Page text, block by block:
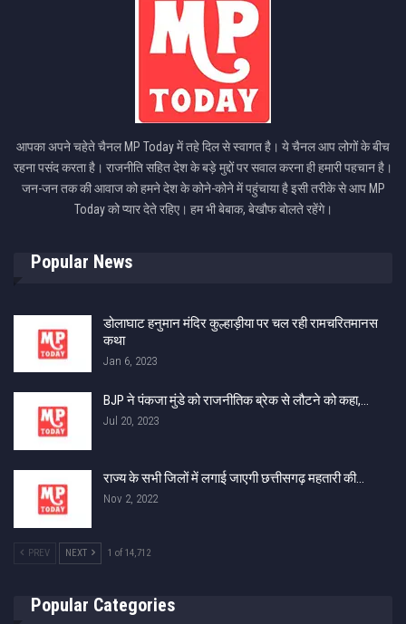
आपका अपने चहेते चैनल MP Today में तहे दिल से स्वागत है। ये चैनल आप लोगों के बीच
रहना पसंद करता है। राजनीति सहित देश के बड़े मुद्दों पर सवाल करना ही हमारी पहचान है।
जन-जन तक की आवाज को हमने देश के कोने-कोने में पहुंचाया है इसी तरीके से आप MP
Today को प्यार देते रहिए। हम भी बेबाक, बेखौफ बोलते रहेंगे।
Popular News
डोलाघाट हनुमान मंदिर कुल्हाड़ीया पर चल रही रामचरितमानस
कथा
Jan 6, 2023
BJP ने पंकजा मुंडे को राजनीतिक ब्रेक से लौटने को कहा,…
Jul 20, 2023
राज्य के सभी जिलों में लगाई जाएगी छत्तीसगढ़ महतारी की…
Nov 2, 2022
PREV NEXT 1 of 14,712
Popular Categories